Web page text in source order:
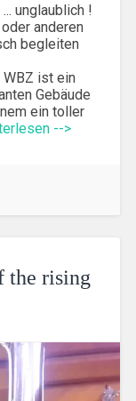
unglaublich !
anderen
begleiten
ist ein
Gebäude
ein toller
-->
the rising